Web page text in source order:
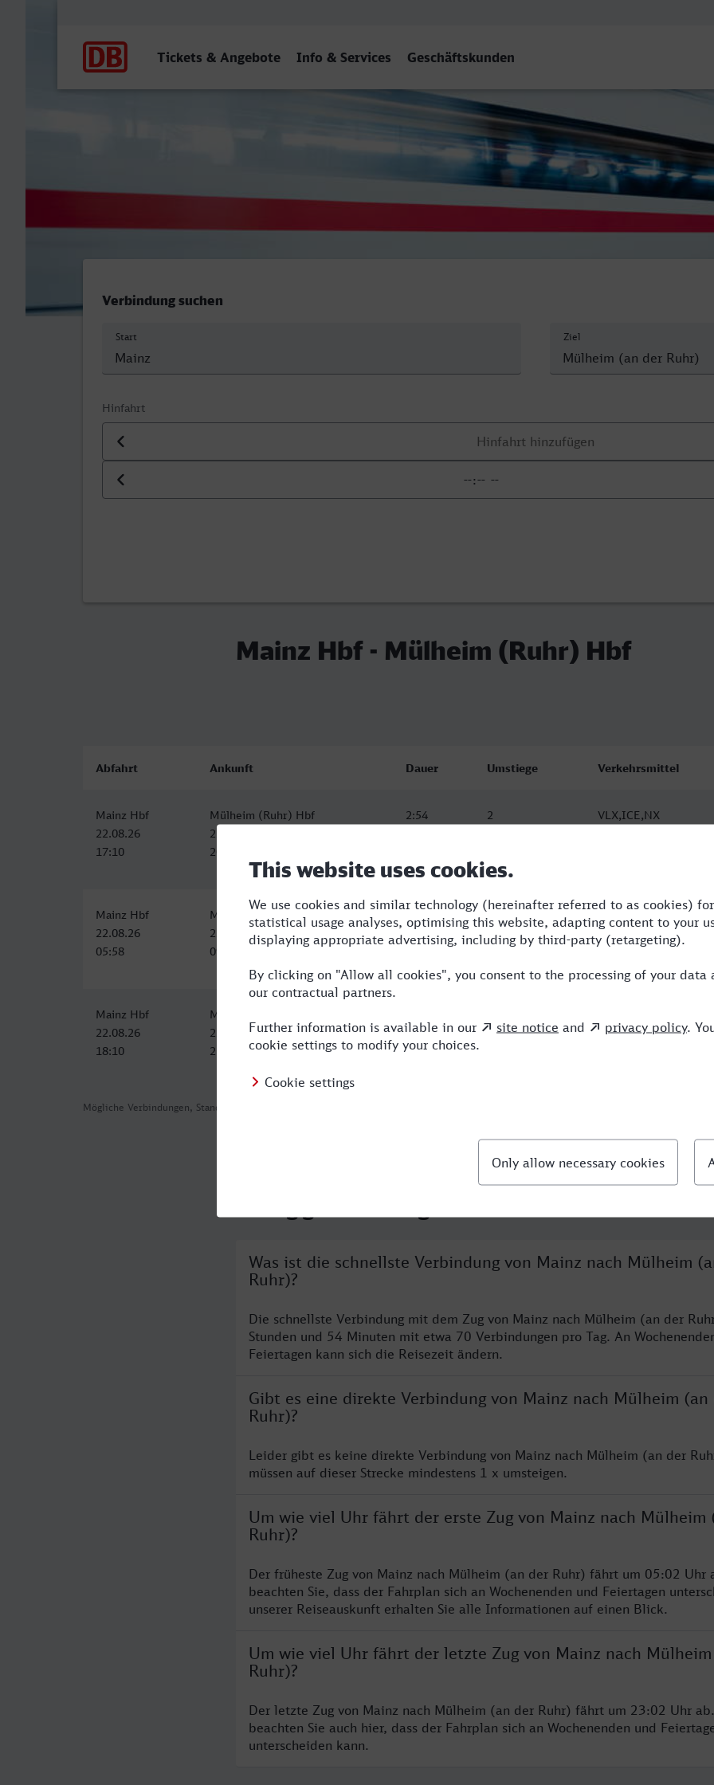
Tickets & Angebote Info & Services Geschäftskunden
Mainz Hbf - Mülheim (Ruhr) Hbf
Verbindung suchen
Start Ziel
Hinfahrt
Datum der Hinfahrt
Uhrzeit der Hinfahrt
Mainz Hbf - Mülheim (Ruhr) Hbf
Mögliche Verbindungen, Stand: 2026-08-08 06:18
Abfahrt Ankunft Dauer Umstiege Verkehrsmittel
Mainz Hbf
22.08.26
17:10
Mülheim (Ruhr) Hbf
22.08.26
20:04
2:54 2 VLX,ICE,NX
Mainz Hbf
22.08.26
05:58
Mülheim (Ruhr) Hbf
22.08.26
09:20
Mainz Hbf
22.08.26
18:10
Mülheim (Ruhr) Hbf
22.08.26
21:20
Was ist die schnellste Verbindung von Mainz nach Mülheim
Ruhr)?
Die schnellste Verbindung mit dem Zug von Mainz nach Mülheim (an der
Stunden und 54 Minuten mit etwa 70 Verbindungen pro Tag. An
Feiertagen kann sich die Reisezeit ändern.
Gibt es eine direkte Verbindung von Mainz nach Mülheim (an
Ruhr)?
Leider gibt es keine direkte Verbindung von Mainz nach Mülheim (an der
müssen auf dieser Strecke mindestens 1 x umsteigen.
Um wie viel Uhr fährt der erste Zug von Mainz nach Mülheim
Ruhr)?
Der früheste Zug von Mainz nach Mülheim (an der Ruhr) fährt um 05:02 Uhr
beachten Sie, dass der Fahrplan sich an Wochenenden und Feiertagen
unserer Reiseauskunft erhalten Sie alle Informationen auf einen Blick.
Um wie viel Uhr fährt der letzte Zug von Mainz nach
Ruhr)?
Der letzte Zug von Mainz nach Mülheim (an der Ruhr) fährt um 23:02 Uhr
beachten Sie auch hier, dass der Fahrplan sich an Wochenenden und
unterscheiden kann.